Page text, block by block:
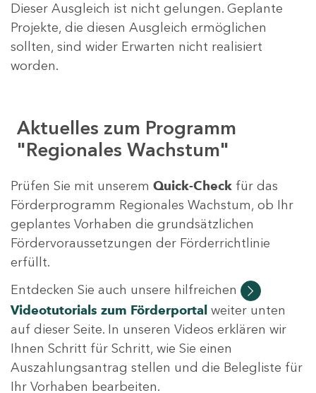
Dieser Ausgleich ist nicht gelungen. Geplante
Projekte, die diesen Ausgleich ermöglichen
sollten, sind wider Erwarten nicht realisiert
worden.
Aktuelles zum Programm
"Regionales Wachstum"
Prüfen Sie mit unserem Quick-Check für das
Förderprogramm Regionales Wachstum, ob Ihr
geplantes Vorhaben die grundsätzlichen
Fördervoraussetzungen der Förderrichtlinie
erfüllt.
Entdecken Sie auch unsere hilfreichen
Videotutorials zum Förderportal weiter unten
auf dieser Seite. In unseren Videos erklären wir
Ihnen Schritt für Schritt, wie Sie einen
Auszahlungsantrag stellen und die Belegliste für
Ihr Vorhaben bearbeiten.